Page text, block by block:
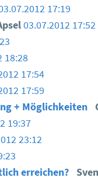
17:19
03.07.2012 17:52
18:28
17:54
17:59
+ Möglichkeiten
19:37
23:12
erreichen?